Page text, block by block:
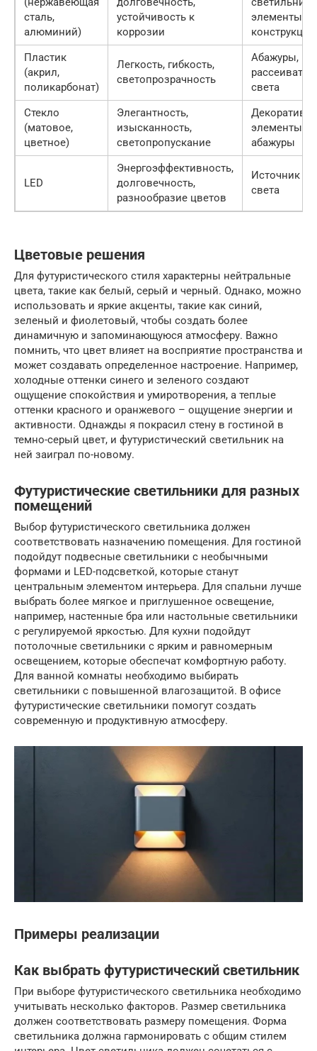
сталь,
алюминий)
устойчивость к
коррозии
элементы
конструкции
Пластик
(акрил,
поликарбонат)
Легкость, гибкость,
светопрозрачность
Абажуры,
света
Стекло
(матовое,
цветное)
Элегантность,
изысканность,
светопропускание
элементы,
абажуры
LED
Энергоэффективность,
долговечность,
разнообразие цветов
Источник
света
Цветовые решения
Для футуристического стиля характерны нейтральные
цвета, такие как белый, серый и черный. Однако, можно
использовать и яркие акценты, такие как синий,
зеленый и фиолетовый, чтобы создать более
динамичную и запоминающуюся атмосферу. Важно
помнить, что цвет влияет на восприятие пространства и
может создавать определенное настроение. Например,
холодные оттенки синего и зеленого создают
ощущение спокойствия и умиротворения, а теплые
оттенки красного и оранжевого – ощущение энергии и
активности. Однажды я покрасил стену в гостиной в
темно-серый цвет, и футуристический светильник на
ней заиграл по-новому.
Футуристические светильники для разных
помещений
Выбор футуристического светильника должен
соответствовать назначению помещения. Для гостиной
подойдут подвесные светильники с необычными
формами и LED-подсветкой, которые станут
центральным элементом интерьера. Для спальни лучше
выбрать более мягкое и приглушенное освещение,
например, настенные бра или настольные светильники
с регулируемой яркостью. Для кухни подойдут
потолочные светильники с ярким и равномерным
освещением, которые обеспечат комфортную работу.
Для ванной комнаты необходимо выбирать
светильники с повышенной влагозащитой. В офисе
футуристические светильники помогут создать
современную и продуктивную атмосферу.
Примеры реализации
Как выбрать футуристический светильник
При выборе футуристического светильника необходимо
учитывать несколько факторов. Размер светильника
должен соответствовать размеру помещения. Форма
светильника должна гармонировать с общим стилем